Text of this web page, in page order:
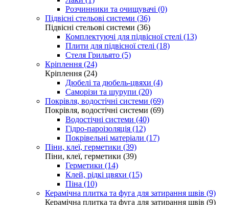
Розчинники та очищувачі (0)
Підвісні стельові системи (36)
Підвісні стельові системи (36)
Комплектуючі для підвісної стелі (13)
Плити для підвісної стелі (18)
Стеля Грильято (5)
Кріплення (24)
Кріплення (24)
Дюбелі та дюбель-цвяхи (4)
Саморізи та шурупи (20)
Покрівля, водостічні системи (69)
Покрівля, водостічні системи (69)
Водостічні системи (40)
Гідро-пароізоляція (12)
Покрівельні матеріали (17)
Піни, клеї, герметики (39)
Піни, клеї, герметики (39)
Герметики (14)
Клей, рідкі цвяхи (15)
Піна (10)
Керамічна плитка та фуга для затирання швів (9)
Керамічна плитка та фуга для затирання швів (9)